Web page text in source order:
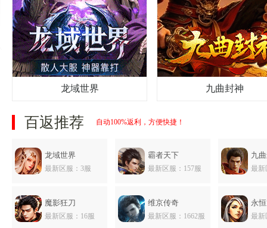
龙域世界 九曲封神
百返推荐 自动100%返利，方便快捷！
龙域世界
最新区服：3服
霸者天下
最新区服：157服
九
最新
魔影狂刀
最新区服：16服
维京传奇
最新区服：1662服
永
最新